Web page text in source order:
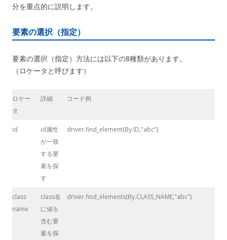
分を重点的に説明します。
要素の選択（指定）
要素の選択（指定）方法には以下の8種類があります。
（ロケータと呼びます）
ロケー
タ
詳細 コード例
id
id属性
が一致
する要
素を探
す
driver.find_element(By.ID,"abc")
class
name
class名
に値を
含む要
素を探
driver.find_elements(By.CLASS_NAME,"abc")